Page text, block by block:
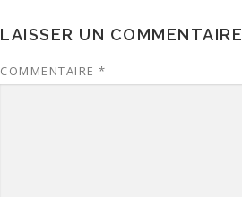
LAISSER UN COMMENTAIRE
COMMENTAIRE *